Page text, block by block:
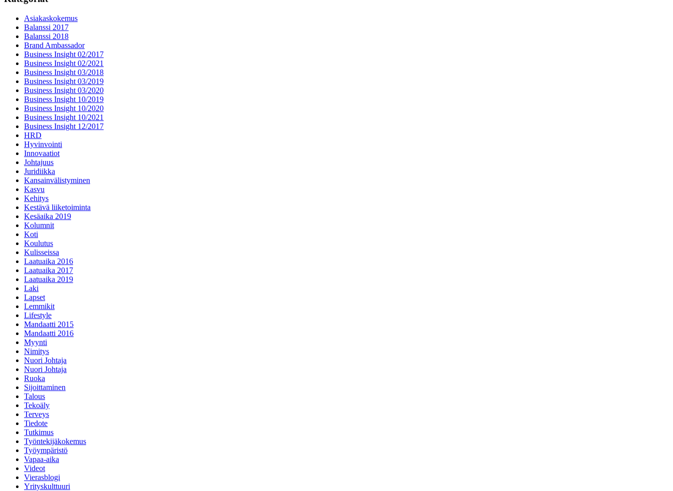
Asiakaskokemus
Balanssi 2017
Balanssi 2018
Brand Ambassador
Business Insight 02/2017
Business Insight 02/2021
Business Insight 03/2018
Business Insight 03/2019
Business Insight 03/2020
Business Insight 10/2019
Business Insight 10/2020
Business Insight 10/2021
Business Insight 12/2017
HRD
Hyvinvointi
Innovaatiot
Johtajuus
Juridiikka
Kansainvälistyminen
Kasvu
Kehitys
Kestävä liiketoiminta
Kesäaika 2019
Kolumnit
Koti
Koulutus
Kulisseissa
Laatuaika 2016
Laatuaika 2017
Laatuaika 2019
Laki
Lapset
Lemmikit
Lifestyle
Mandaatti 2015
Mandaatti 2016
Myynti
Nimitys
Nuori Johtaja
Nuori Johtaja
Ruoka
Sijoittaminen
Talous
Tekoäly
Terveys
Tiedote
Tutkimus
Työntekijäkokemus
Työympäristö
Vapaa-aika
Videot
Vierasblogi
Yrityskulttuuri